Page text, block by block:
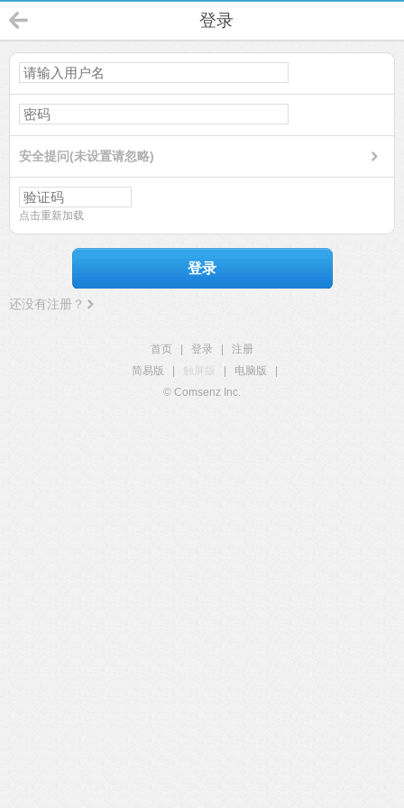
登录
安全提问(未设置请忽略)
点击重新加载
登录
还没有注册？
首页 登录
注册
简易版
触屏版 电脑版
© Comsenz Inc.